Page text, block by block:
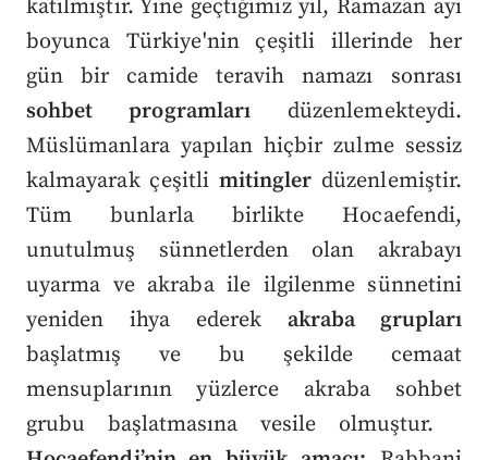
katılmıştır. Yine geçtiğimiz yıl, Ramazan ayı
boyunca Türkiye'nin çeşitli illerinde her
gün bir camide teravih namazı sonrası
sohbet programları düzenlemekteydi.
Müslümanlara yapılan hiçbir zulme sessiz
kalmayarak çeşitli mitingler düzenlemiştir.
Tüm bunlarla birlikte Hocaefendi,
unutulmuş sünnetlerden olan akrabayı
uyarma ve akraba ile ilgilenme sünnetini
yeniden ihya ederek akraba grupları
başlatmış ve bu şekilde cemaat
mensuplarının yüzlerce akraba sohbet
grubu başlatmasına vesile olmuştur.